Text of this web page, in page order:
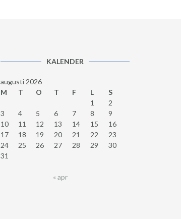
KALENDER
augusti 2026
M
T O T F L
S
1
2
3
4 5 6 7 8
9
10
11 12 13 14 15
16
17
18 19 20 21 22
23
24
25 26 27 28 29
30
31
« apr